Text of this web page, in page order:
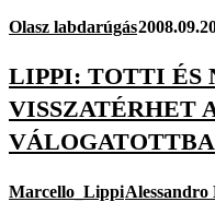
Olasz labdarúgás
LIPPI: TOTTI ÉS
VISSZATÉRHET
VÁLOGATOTTBA
Marcello_LippiAlessandro